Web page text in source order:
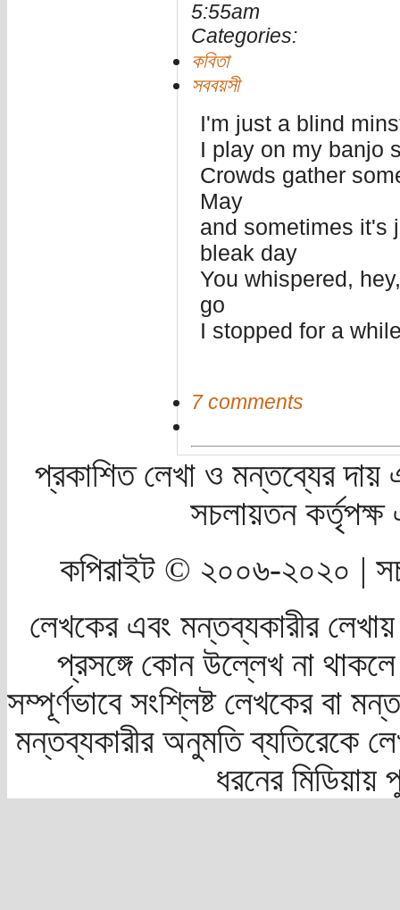
5:55am
Categories:
কবিতা
সববয়সী
I'm just a blind
I play on my banjo
Crowds gather
May
and sometimes it's
bleak day
You whispered,
go
I stopped for a
7 comments
প্রকাশিত লেখা ও মন্তব্যের দায়
সচলায়তন
কপিরাইট © ২০০৬-২০২০ |
লেখকের এবং মন্তব্যকারীর
প্রসঙ্গে কোন উল্লেখ না
সম্পূর্ণভাবে সংশ্লিষ্ট লেখকের বা
মন্তব্যকারীর অনুমতি ব্যতিরেকে
ধরনের মিডিয়ায়